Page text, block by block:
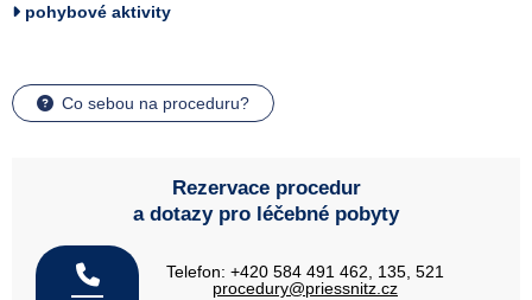
pohybové aktivity
Co sebou na proceduru?
Rezervace procedur
a dotazy pro léčebné pobyty
Telefon: +420 584 491 462, 135, 521
procedury@priessnitz.cz